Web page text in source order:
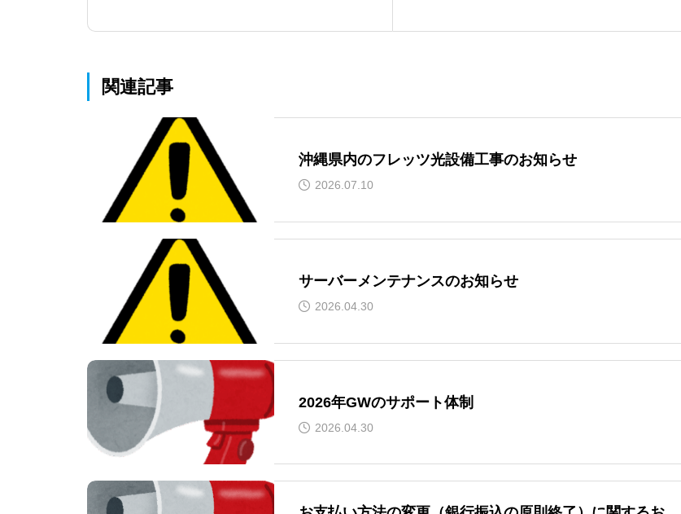
関連記事
沖縄県内のフレッツ光設備工事のお知らせ
2026.07.10
サーバーメンテナンスのお知らせ
2026.04.30
2026年GWのサポート体制
2026.04.30